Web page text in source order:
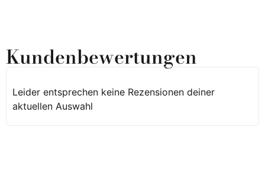
Kundenbewertungen
Leider entsprechen keine Rezensionen deiner
aktuellen Auswahl